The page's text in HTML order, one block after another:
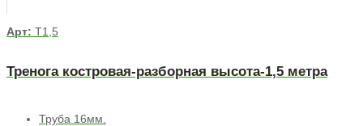
Арт: Т1,5
Тренога костровая-разборная высота-1,5 метра
Труба 16мм.